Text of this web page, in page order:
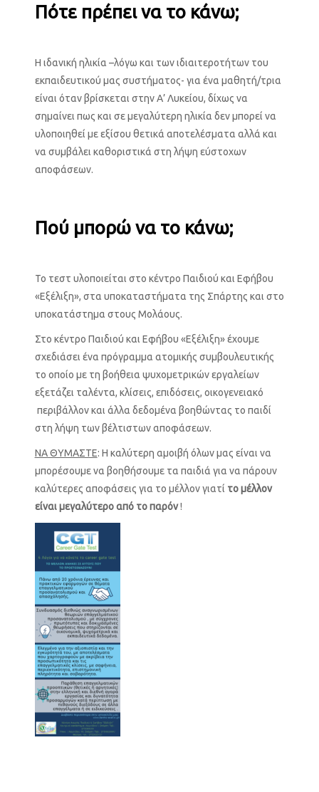
Πότε πρέπει να το κάνω;
Η ιδανική ηλικία –λόγω και των ιδιαιτεροτήτων του
εκπαιδευτικού μας συστήματος- για ένα μαθητή/τρια
είναι όταν βρίσκεται στην Α’ Λυκείου, δίχως να
σημαίνει πως και σε μεγαλύτερη ηλικία δεν μπορεί να
υλοποιηθεί με εξίσου θετικά αποτελέσματα αλλά και
να συμβάλει καθοριστικά στη λήψη εύστοχων
αποφάσεων.
Πού μπορώ να το κάνω;
Το τεστ υλοποιείται στο κέντρο Παιδιού και Εφήβου
«Εξέλιξη», στα υποκαταστήματα της Σπάρτης και στο
υποκατάστημα στους Μολάους.
Στο κέντρο Παιδιού και Εφήβου «Εξέλιξη» έχουμε
σχεδιάσει ένα πρόγραμμα ατομικής συμβουλευτικής
το οποίο με τη βοήθεια ψυχομετρικών εργαλείων
εξετάζει ταλέντα, κλίσεις, επιδόσεις, οικογενειακό
περιβάλλον και άλλα δεδομένα βοηθώντας το παιδί
στη λήψη των βέλτιστων αποφάσεων.
ΝΑ ΘΥΜΑΣΤΕ: Η καλύτερη αμοιβή όλων μας είναι να
μπορέσουμε να βοηθήσουμε τα παιδιά για να πάρουν
καλύτερες αποφάσεις για το μέλλον γιατί το μέλλον
είναι μεγαλύτερο από το παρόν!